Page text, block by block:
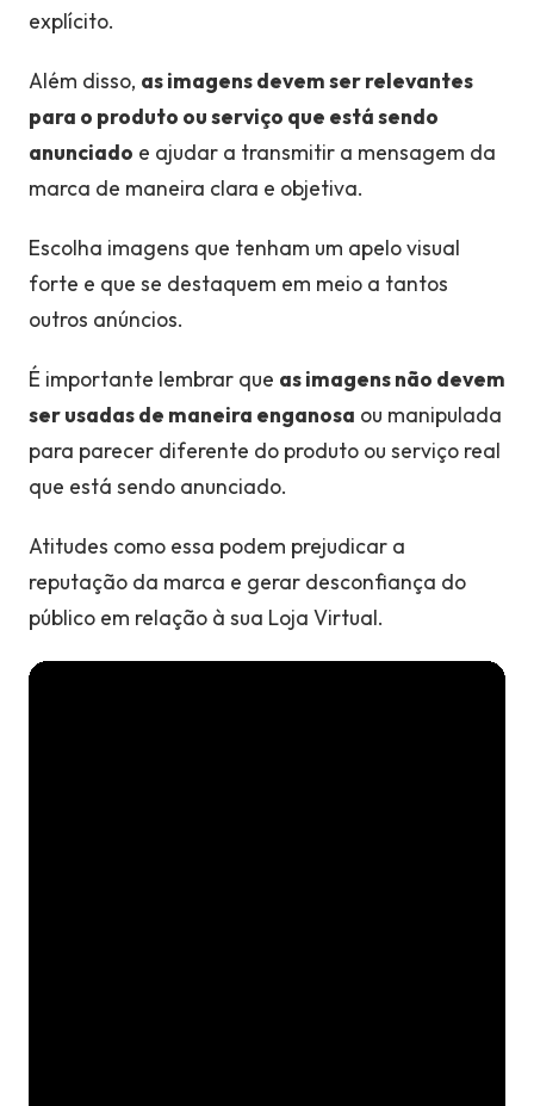
explícito.
Além disso, as imagens devem ser relevantes
para o produto ou serviço que está sendo
anunciado e ajudar a transmitir a mensagem da
marca de maneira clara e objetiva.
Escolha imagens que tenham um apelo visual
forte e que se destaquem em meio a tantos
outros anúncios.
É importante lembrar que as imagens não devem
ser usadas de maneira enganosa ou manipulada
para parecer diferente do produto ou serviço real
que está sendo anunciado.
Atitudes como essa podem prejudicar a
reputação da marca e gerar desconfiança do
público em relação à sua Loja Virtual.